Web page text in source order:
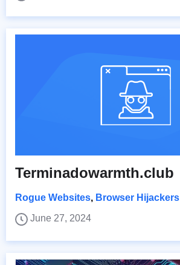
Terminadowarmth.club
Rogue Websites, Browser Hijackers
June 27, 2024